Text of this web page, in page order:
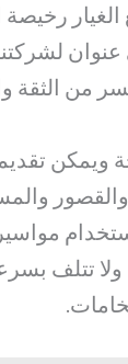
رخيصة
من الثقة
ويمكن
ولا تتلف